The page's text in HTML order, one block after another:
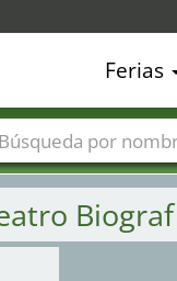
Ferias
Nombres de ferias